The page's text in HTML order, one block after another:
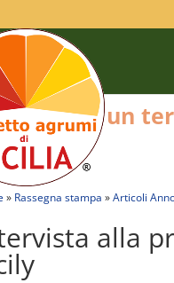
» Rassegna stampa »Articoli
alla
un